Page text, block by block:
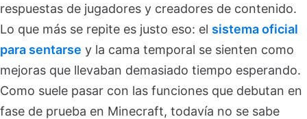
respuestas de jugadores y creadores de contenido.
Lo que más se repite es justo eso: el sistema oficial
para sentarse y la cama temporal se sienten como
mejoras que llevaban demasiado tiempo esperando.
Como suele pasar con las funciones que debutan en
fase de prueba en Minecraft, todavía no se sabe